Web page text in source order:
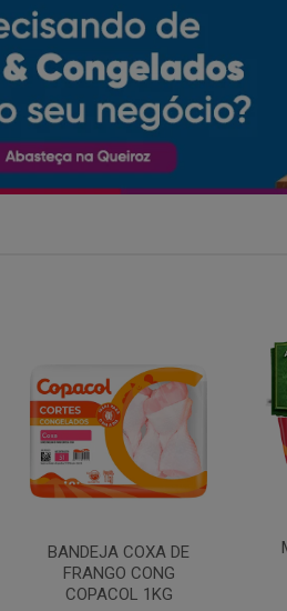
MARGARINA COM SAL
PRIMOR 250G